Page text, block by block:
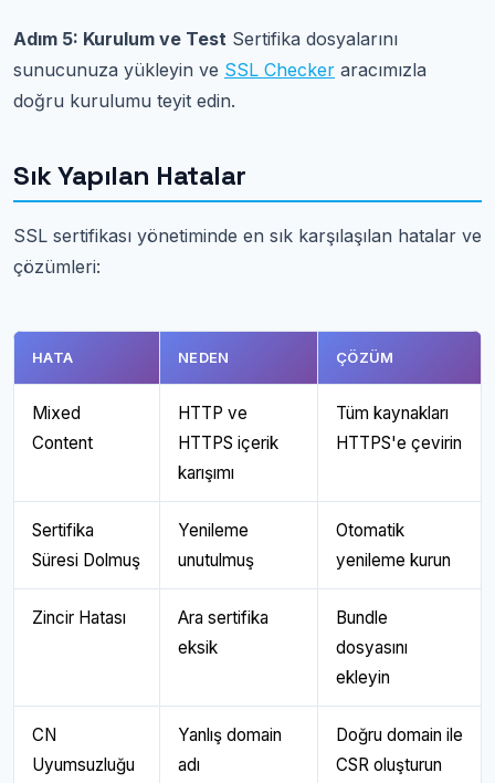
Adım 5: Kurulum ve Test Sertifika dosyalarını
sunucunuza yükleyin ve SSL Checker aracımızla
doğru kurulumu teyit edin.
Sık Yapılan Hatalar
SSL sertifikası yönetiminde en sık karşılaşılan hatalar ve
çözümleri:
HATA NEDEN ÇÖZÜM
Mixed
Content
HTTP ve
HTTPS içerik
karışımı
Tüm kaynakları
HTTPS'e çevirin
Sertifika
Süresi Dolmuş
Yenileme
unutulmuş
Otomatik
yenileme kurun
Zincir Hatası
Ara sertifika
eksik
Bundle
dosyasını
ekleyin
CN
Uyumsuzluğu
Yanlış domain
adı
Doğru domain ile
CSR oluşturun